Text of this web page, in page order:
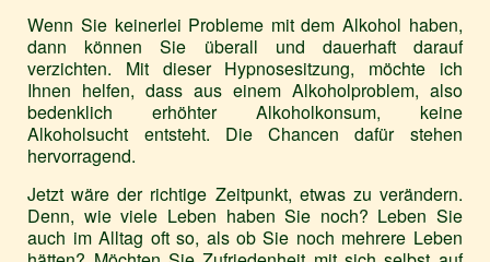
Wenn Sie keinerlei Probleme mit dem Alkohol haben,
dann können Sie überall und dauerhaft darauf
verzichten. Mit dieser Hypnosesitzung, möchte ich
Ihnen helfen, dass aus einem Alkoholproblem, also
bedenklich erhöhter Alkoholkonsum, keine
Alkoholsucht entsteht. Die Chancen dafür stehen
hervorragend.
Jetzt wäre der richtige Zeitpunkt, etwas zu verändern.
Denn, wie viele Leben haben Sie noch? Leben Sie
auch im Alltag oft so, als ob Sie noch mehrere Leben